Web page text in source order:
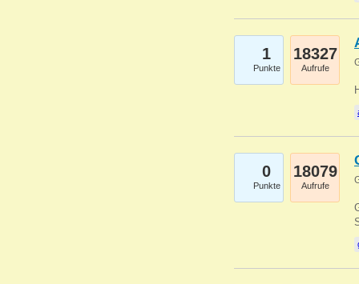
1
Punkte
18327
Aufrufe
0
Punkte
18079
Aufrufe